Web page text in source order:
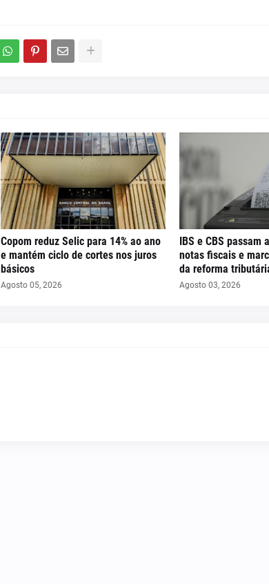
Copom reduz Selic para 14% ao ano
e mantém ciclo de cortes nos juros
básicos
Agosto 05, 2026
IBS e CBS passam
notas fiscais e
da reforma
Agosto 03, 2026